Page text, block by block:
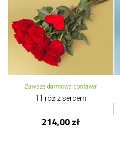
Zawsze darmowa dostawa!
11 róż z sercem
214,00 zł